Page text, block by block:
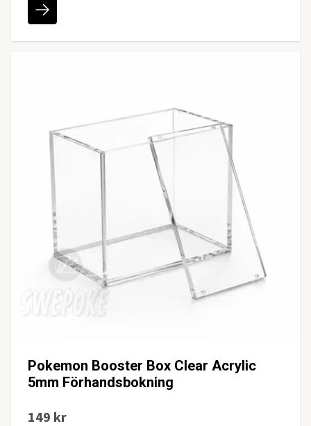
Pokemon Booster Box Clear Acrylic
5mm Förhandsbokning
149 kr